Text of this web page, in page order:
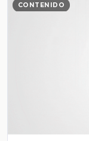
CONTENIDO